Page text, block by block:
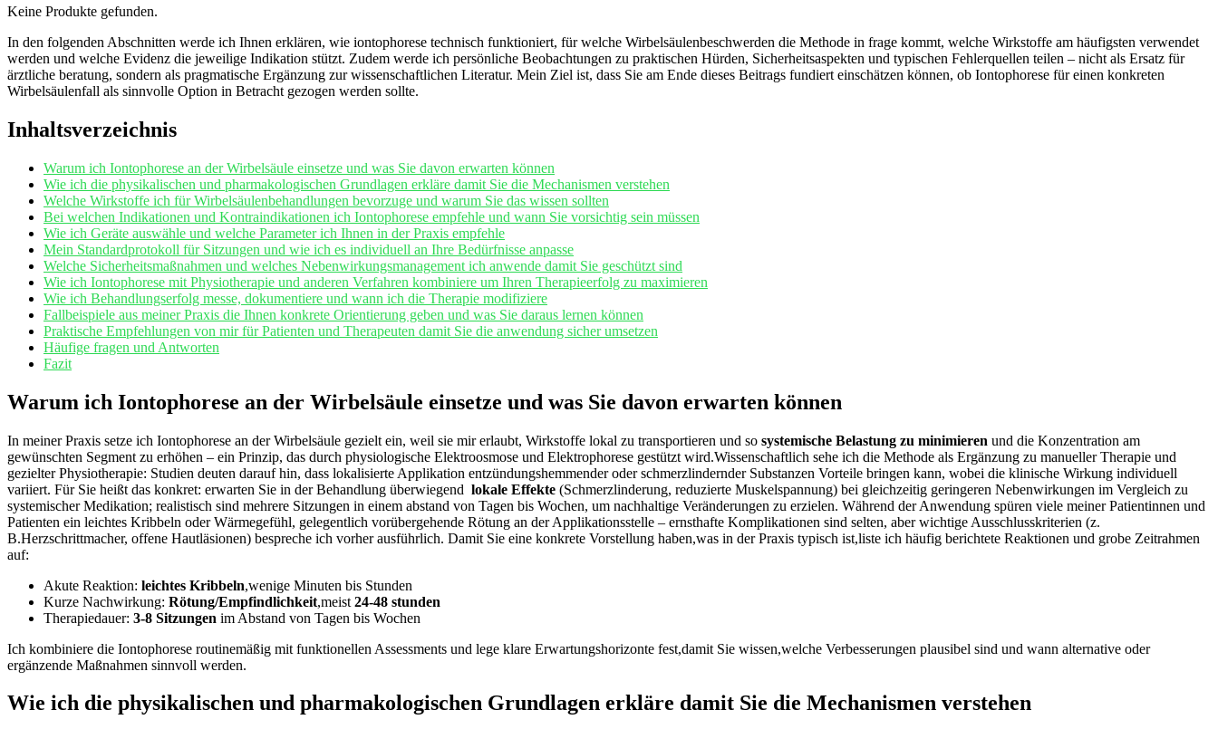
Keine Produkte gefunden.
In den folgenden Abschnitten werde ich Ihnen erklären, wie iontophorese technisch funktioniert, ⁤für welche‌ Wirbelsäulenbeschwerden die Methode in frage⁢ kommt, welche Wirkstoffe am ⁣häufigsten ⁢verwendet‍
werden und welche Evidenz die ​jeweilige Indikation stützt. Zudem⁤ werde ich persönliche Beobachtungen zu praktischen ⁣Hürden, Sicherheitsaspekten und typischen Fehlerquellen teilen‍ – nicht als Ersatz für
ärztliche beratung,‍ sondern als pragmatische Ergänzung zur wissenschaftlichen Literatur. Mein Ziel ist, dass Sie am Ende⁤ dieses Beitrags​ fundiert einschätzen können, ob Iontophorese für einen konkreten⁣
Wirbelsäulenfall ​als sinnvolle Option in ⁣Betracht gezogen werden sollte.
Inhaltsverzeichnis
Warum ich Iontophorese‌ an der‌ Wirbelsäule einsetze und was Sie‍ davon erwarten können
Wie ich die physikalischen⁢ und pharmakologischen Grundlagen erkläre ⁣damit Sie die Mechanismen⁣ verstehen
Welche Wirkstoffe⁤ ich für Wirbelsäulenbehandlungen ​bevorzuge und warum Sie ‌das‌ wissen sollten
Bei welchen Indikationen⁢ und ⁢Kontraindikationen​ ich Iontophorese empfehle und​ wann Sie vorsichtig sein müssen
Wie ich ⁣Geräte auswähle‌ und welche Parameter ⁢ich Ihnen in der Praxis empfehle
Mein Standardprotokoll⁣ für Sitzungen und wie ich ⁢es individuell⁢ an Ihre ⁤Bedürfnisse‌ anpasse
Welche‍ Sicherheitsmaßnahmen und welches Nebenwirkungsmanagement ich anwende damit ⁢Sie geschützt‍ sind
Wie​ ich⁢ Iontophorese mit Physiotherapie und anderen Verfahren ‌kombiniere ⁣um⁤ Ihren Therapieerfolg zu maximieren
Wie ich Behandlungserfolg ​messe,‌ dokumentiere und wann ich die Therapie modifiziere
Fallbeispiele ​aus meiner⁣ Praxis die​ Ihnen‍ konkrete Orientierung geben und was Sie‌ daraus lernen ​können
Praktische Empfehlungen von mir für Patienten und Therapeuten damit Sie die anwendung sicher umsetzen
Häufige fragen und Antworten
Fazit
Warum ich⁤ Iontophorese‌ an der‌ Wirbelsäule einsetze und ⁤was Sie davon erwarten ‍können
In meiner Praxis setze‍ ich Iontophorese an der Wirbelsäule gezielt ein, weil sie‍ mir⁢ erlaubt, Wirkstoffe lokal zu transportieren und so systemische​ Belastung ⁣zu minimieren und die Konzentration am
gewünschten Segment zu erhöhen – ein Prinzip,⁢ das durch⁢ physiologische⁢ Elektroosmose und Elektrophorese gestützt ‍wird.Wissenschaftlich ⁢sehe ich die Methode als​ Ergänzung ‍zu manueller Therapie und
gezielter⁤ Physiotherapie: ​Studien deuten ‌darauf hin, dass lokalisierte Applikation entzündungshemmender oder schmerzlindernder Substanzen Vorteile bringen kann, ‌wobei die‌ klinische Wirkung individuell
variiert. Für Sie heißt ​das ⁤konkret: erwarten Sie in der Behandlung überwiegend ⁣ lokale ⁣Effekte (Schmerzlinderung, reduzierte Muskelspannung)⁢ bei‌ gleichzeitig geringeren⁢ Nebenwirkungen ‍im Vergleich zu​
systemischer Medikation;⁣ realistisch sind⁤ mehrere Sitzungen in einem ⁣abstand von​ Tagen bis Wochen, ⁢um⁤ nachhaltige Veränderungen zu⁤ erzielen. Während der Anwendung spüren viele meiner Patientinnen ⁣und
Patienten ein ‌leichtes Kribbeln oder⁣ Wärmegefühl, gelegentlich⁢ vorübergehende Rötung ⁤an der Applikationsstelle⁣ – ernsthafte Komplikationen ⁤sind selten,‌ aber wichtige ⁣Ausschlusskriterien (z.
B.Herzschrittmacher, offene Hautläsionen)⁣ bespreche ich‍ vorher ausführlich. Damit Sie eine konkrete Vorstellung haben,was ⁣in der ‌Praxis typisch ist,liste ich ⁤häufig berichtete Reaktionen und grobe Zeitrahmen
‌auf:
Akute Reaktion: leichtes Kribbeln,wenige Minuten bis Stunden
Kurze Nachwirkung: Rötung/Empfindlichkeit,meist 24-48‍ stunden
Therapiedauer: 3-8⁢ Sitzungen im Abstand von‍ Tagen‌ bis ​Wochen
Ich kombiniere die Iontophorese routinemäßig mit funktionellen Assessments und ⁤lege klare Erwartungshorizonte fest,damit Sie wissen,welche ⁣Verbesserungen plausibel⁣ sind und wann ‍alternative oder ​
ergänzende Maßnahmen sinnvoll werden.
Wie ich⁤ die physikalischen und pharmakologischen Grundlagen ⁢erkläre damit Sie die⁤ Mechanismen verstehen